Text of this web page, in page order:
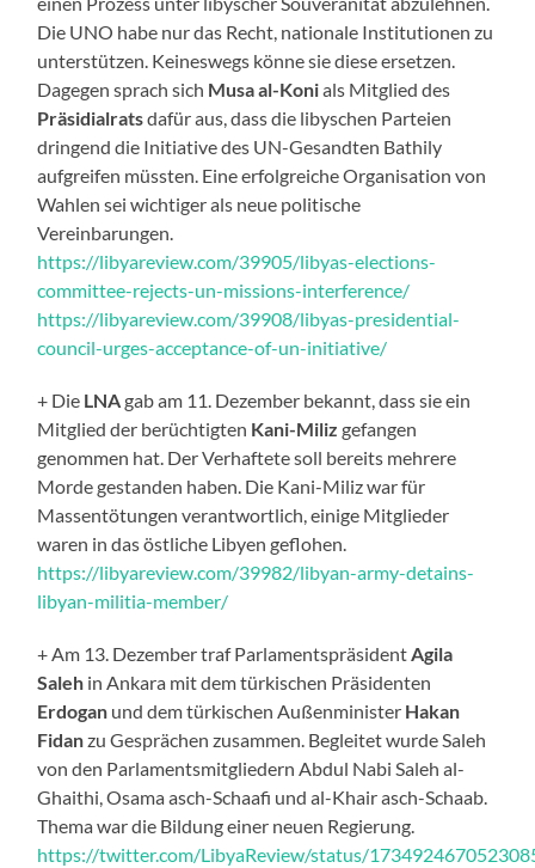
Die UNO habe nur das Recht, nationale Institutionen zu
unterstützen. Keineswegs könne sie diese ersetzen.
Dagegen sprach sich Musa al-Konials Mitglied des
Präsidialratsdafür aus, dass die libyschen Parteien
dringend die Initiative des UN-Gesandten Bathily
aufgreifen müssten. Eine erfolgreiche Organisation von
Wahlen sei wichtiger als neue politische
Vereinbarungen.
https://libyareview.com/39905/libyas-elections-
committee-rejects-un-missions-interference/
https://libyareview.com/39908/libyas-presidential-
council-urges-acceptance-of-un-initiative/
+ Die LNAgab am 11. Dezember bekannt, dass sie ein
Mitglied der berüchtigten Kani-Miliz gefangen
genommen hat. Der Verhaftete soll bereits mehrere
Morde gestanden haben. Die Kani-Miliz war für
Massentötungen verantwortlich, einige Mitglieder
waren in das östliche Libyen geflohen.
https://libyareview.com/39982/libyan-army-detains-
libyan-militia-member/
+ Am 13. Dezember traf Parlamentspräsident Agila
Saleh in Ankara mit dem türkischen Präsidenten
Erdogan und dem türkischen Außenminister Hakan
Fidanzu Gesprächen zusammen. Begleitet wurde Saleh
von den Parlamentsmitgliedern Abdul Nabi Saleh al-
Ghaithi, Osama asch-Schaafi und al-Khair asch-Schaab.
Thema war die Bildung einer neuen Regierung.
https://twitter.com/LibyaReview/status/